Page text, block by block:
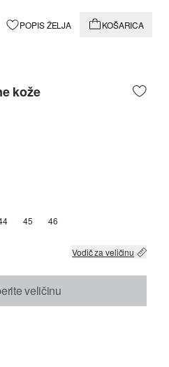
POPIS ŽELJA KOŠARICA
kože
45 46
Vodič za veličinu
veličinu